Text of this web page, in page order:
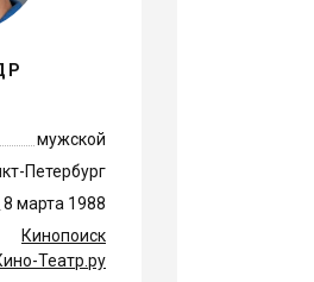
мужской
Петербург
8 марта 1988
Кинопоиск
Театр.ру